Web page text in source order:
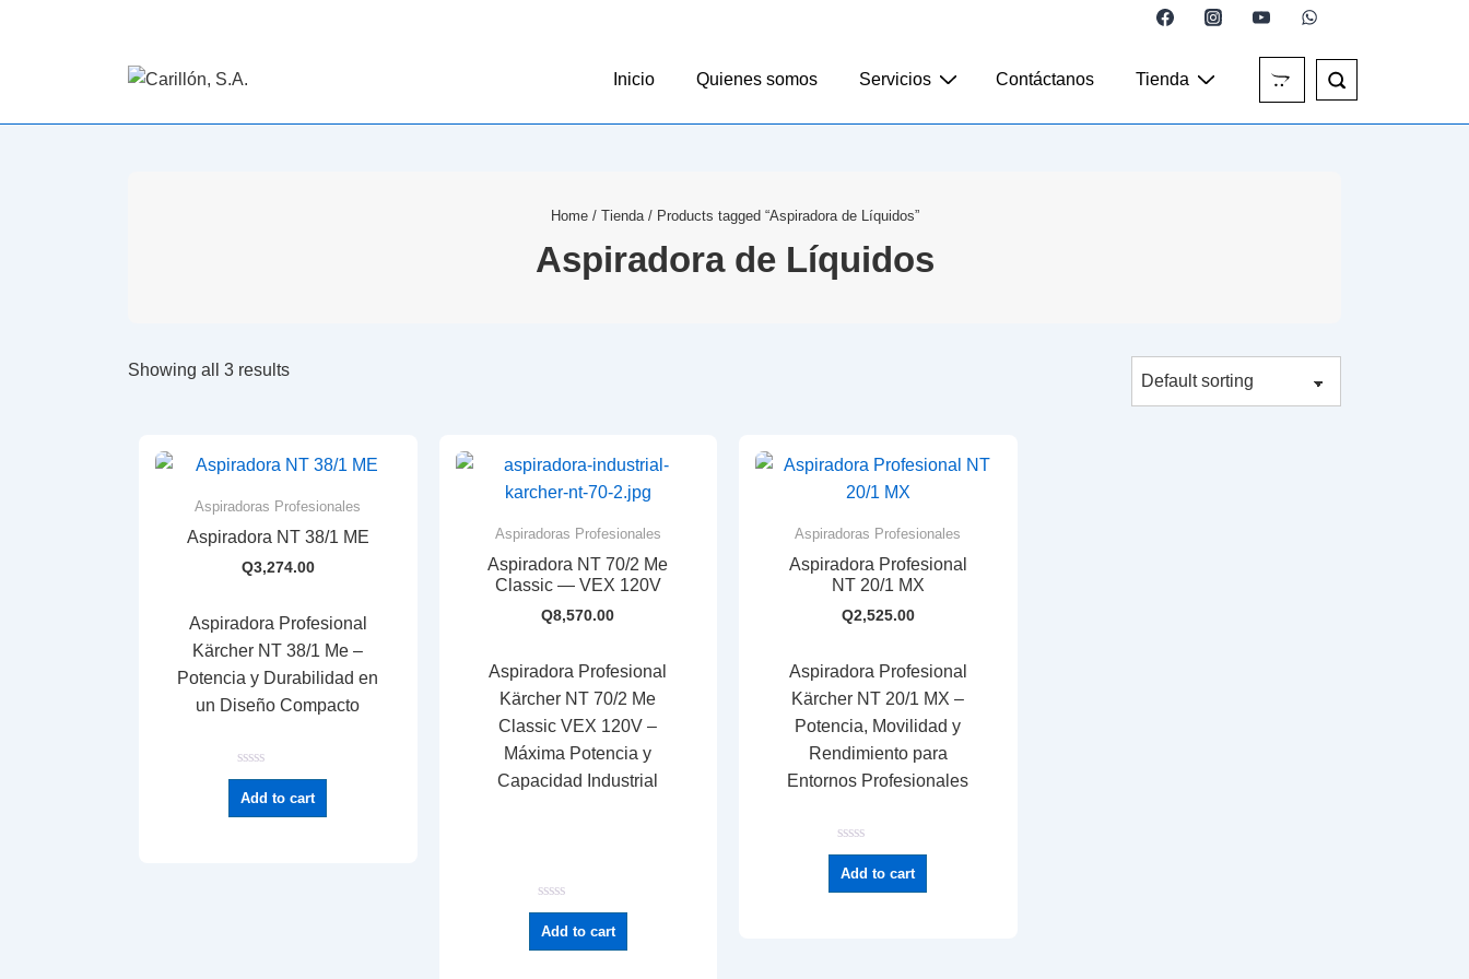
Inicio Quienes somos Servicios Contáctanos Tienda
Home/ Tienda/ Products tagged “Aspiradora de Líquidos”
Aspiradora de Líquidos
Showing all 3 results
Aspiradoras Profesionales
Aspiradora NT 38/1 ME
Q3,274.00
Aspiradora Profesional
Kärcher NT 38/1 Me –
Potencia y Durabilidad en
un Diseño Compacto
R
a
t
e
Add to cart
Aspiradoras Profesionales
Aspiradora NT 70/2 Me
Classic — VEX 120V
Q8,570.00
Aspiradora Profesional
Kärcher NT 70/2 Me
Classic VEX 120V –
Máxima Potencia y
Capacidad Industrial
R
a
t
e
Add to cart
Aspiradoras Profesionales
Aspiradora Profesional
NT 20/1 MX
Q2,525.00
Aspiradora Profesional
Kärcher NT 20/1 MX –
Potencia, Movilidad y
Rendimiento para
Entornos Profesionales
R
a
t
e
Add to cart